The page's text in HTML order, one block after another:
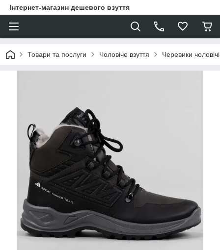
Інтернет-магазин дешевого взуття
Товари та послуги Чоловіче взуття Черевики чоловічі